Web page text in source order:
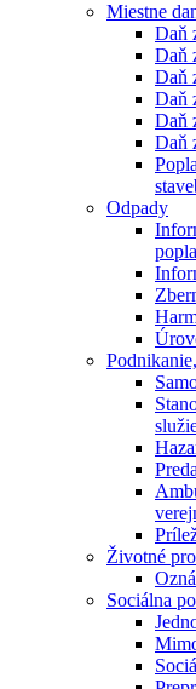
Miestne
Daň
Daň
Daň
Daň
Daň
Daň
Odpady
Životné
Sociálna